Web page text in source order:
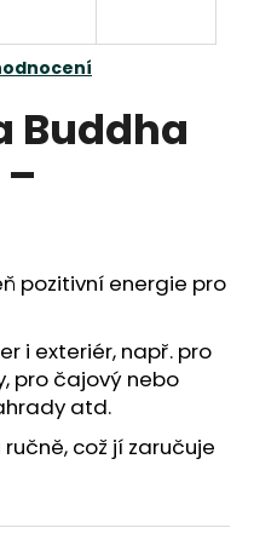
Buddha
pozitivní energie pro
i exteriér, např. pro
pro čajový nebo
atd.
což jí zaručuje